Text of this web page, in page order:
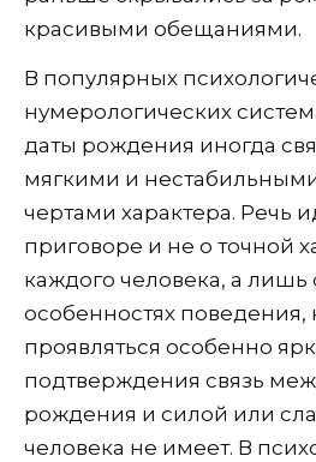
красивыми обещаниями.
В популярных
нумерологических
даты рождения иногда
мягкими и
чертами характера. Речь
приговоре и не о точной
каждого человека, а
особенностях поведения,
проявляться особенно
подтверждения связь
рождения и силой или
человека не имеет. В